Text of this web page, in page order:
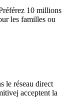
10 millions
les familles ou
le réseau direct
acceptent la